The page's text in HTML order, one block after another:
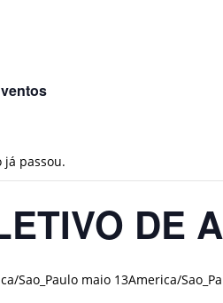
já passou.
DE
Sao_Paulo maio 13America/